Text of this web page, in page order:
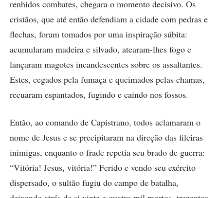
renhidos combates, chegara o momento decisivo. Os
cristãos, que até então defendiam a cidade com pedras e
flechas, foram tomados por uma inspiração súbita:
acumularam madeira e silvado, atearam-lhes fogo e
lançaram magotes incandescentes sobre os assaltantes.
Estes, cegados pela fumaça e queimados pelas chamas,
recuaram espantados, fugindo e caindo nos fossos.
Então, ao comando de Capistrano, todos aclamaram o
nome de Jesus e se precipitaram na direção das fileiras
inimigas, enquanto o frade repetia seu brado de guerra:
“Vitória! Jesus, vitória!” Ferido e vendo seu exército
dispersado, o sultão fugiu do campo de batalha,